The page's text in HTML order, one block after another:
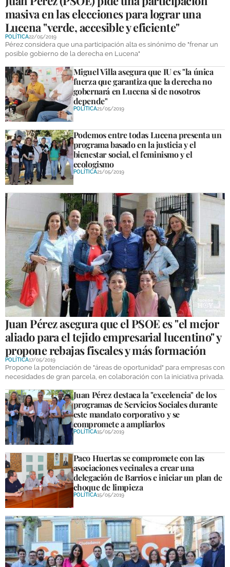
masiva en las elecciones para lograr una
Lucena "verde, accesible y eficiente"
POLÍTICA22/05/2019
Pérez considera que una participación alta es sinónimo de "frenar un
posible gobierno de la derecha en Lucena"
Miguel Villa asegura que IU es "la única
fuerza que garantiza que la derecha no
gobernará en Lucena si de nosotros
depende"
POLÍTICA21/05/2019
Podemos entre todas Lucena presenta un
programa basado en la justicia y el
bienestar social, el feminismo y el
ecologismo
POLÍTICA21/05/2019
Juan Pérez asegura que el PSOE es "el mejor
aliado para el tejido empresarial lucentino" y
propone rebajas fiscales y más formación
POLÍTICA17/05/2019
Propone la potenciación de "áreas de oportunidad" para empresas con
necesidades de gran parcela, en colaboración con la iniciativa privada.
Juan Pérez destaca la "excelencia" de los
programas de Servicios Sociales durante
este mandato corporativo y se
compromete a ampliarlos
POLÍTICA15/05/2019
Paco Huertas se compromete con las
asociaciones vecinales a crear una
delegación de Barrios e iniciar un plan de
choque de limpieza
POLÍTICA15/05/2019